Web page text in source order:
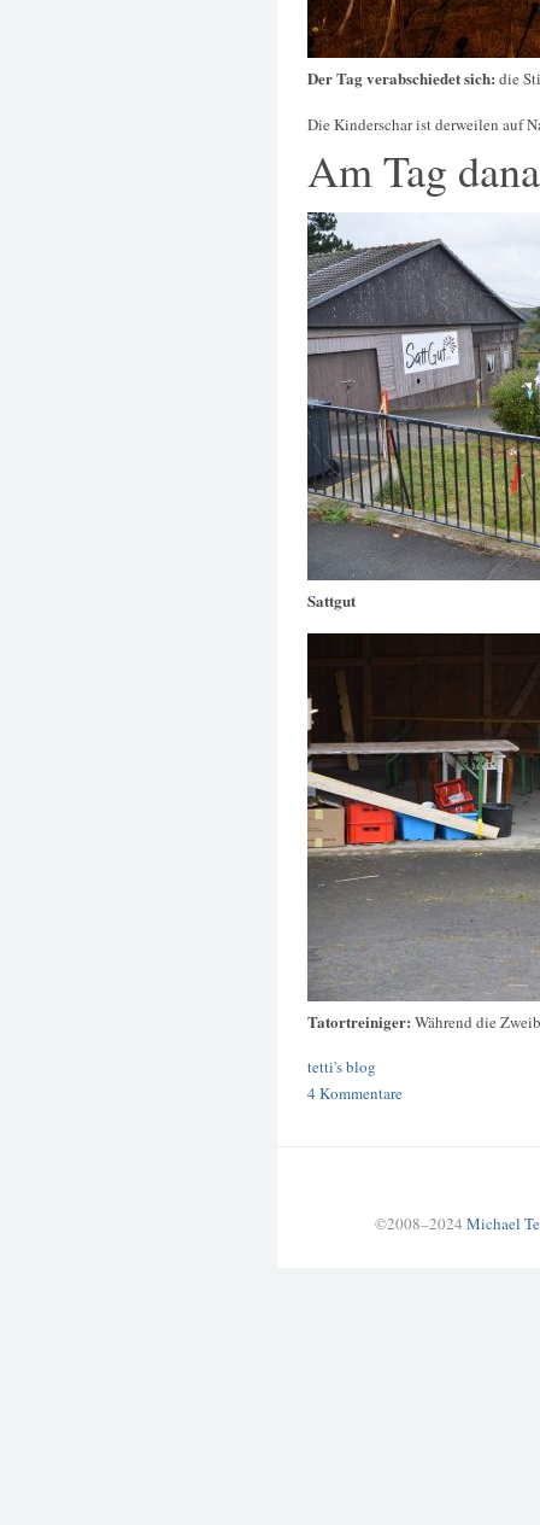
Der Tag verabschiedet sich: die
Die Kinderschar ist derweilen auf
Am Tag
Sattgut
Tatortreiniger: Während die
tetti's blog
4 Kommentare
©2008–2024 Michael